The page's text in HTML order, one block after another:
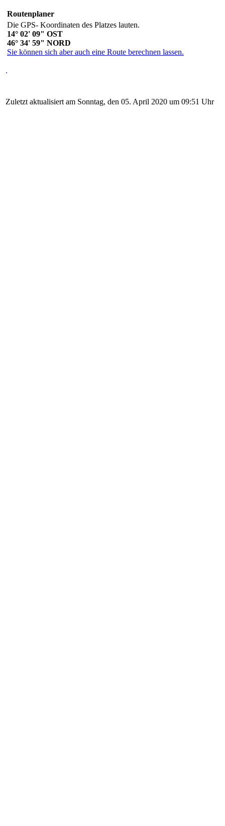
Routenplaner
Die GPS- Koordinaten des Platzes lauten.
14° 02' 09" OST
46° 34' 59" NORD
Sie können sich aber auch eine Route berechnen lassen.
.
Zuletzt aktualisiert am Sonntag, den 05. April 2020 um 09:51 Uhr